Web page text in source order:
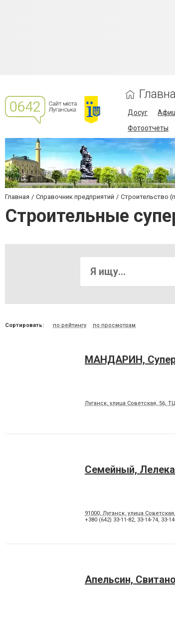
Досуг
Фотоотчеты
Главная Справочник предприятий Строительство
Строительные
Сортировать: по рейтингу по просмотрам
МАНДАРИН,
Луганск, улица Советская, 56,
Семейный,
91000, Луганск, улица
+380 (642) 33-11-82, 33-14-74, 33-
Апельсин,